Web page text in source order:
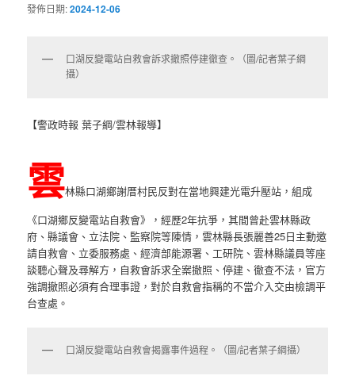
發佈日期:2024-12-06
口湖反變電站自救會訴求撤照停建徹查。（圖/記者葉子綱
攝）
【警政時報 葉子綱/雲林報導】
雲林縣口湖鄉謝厝村民反對在當地興建光電升壓站，組成
《口湖鄉反變電站自救會》，經歷2年抗爭，其間曾赴雲林縣政
府、縣議會、立法院、監察院等陳情，雲林縣長張麗善25日主動邀
請自救會、立委服務處、經濟部能源署、工研院、雲林縣議員等座
談聽心聲及尋解方，自救會訴求全案撤照、停建、徹查不法，官方
強調撤照必須有合理事證，對於自救會指稱的不當介入交由檢調平
台查處。
口湖反變電站自救會揭露事件過程。（圖/記者葉子綱攝）